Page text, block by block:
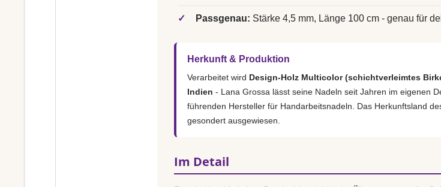
✓ Passgenau: Stärke 4,5 mm, Länge 100 cm - genau für
Herkunft & Produktion
Verarbeitet wird Design-Holz Multicolor (schichtverleimtes
Indien - Lana Grossa lässt seine Nadeln seit Jahren im eigenen
führenden Hersteller für Handarbeitsnadeln. Das Herkunftsland
gesondert ausgewiesen.
Im Detail